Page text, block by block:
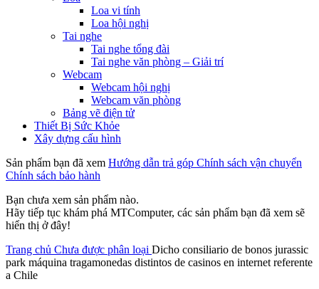
Loa vi tính
Loa hội nghị
Tai nghe
Tai nghe tổng đài
Tai nghe văn phòng – Giải trí
Webcam
Webcam hội nghị
Webcam văn phòng
Bảng vẽ điện tử
Thiết Bị Sức Khỏe
Xây dựng cấu hình
Sản phẩm bạn đã xem Hướng dẫn trả góp Chính sách vận chuyển
Chính sách bảo hành
Bạn chưa xem sản phẩm nào.
Hãy tiếp tục khám phá MTComputer, các sản phẩm bạn đã xem sẽ
hiển thị ở đây!
Trang chủ Chưa được phân loại Dicho consiliario de bonos jurassic
park máquina tragamonedas distintos de casinos en internet referente
a Chile